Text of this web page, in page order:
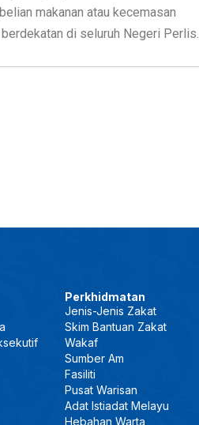
makanan atau kecemasan
di seluruh Negeri Perlis.
Perkhidmatan
Jenis-Jenis Zakat
Skim Bantuan Zakat
Wakaf
Sumber Am
Fasiliti
Pusat Warisan
Adat Istiadat Melayu
Hebahan Warta